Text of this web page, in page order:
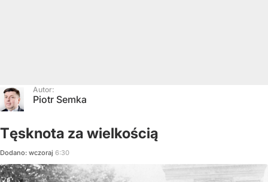
Autor:
Piotr Semka
Tęsknota za wielkością
Dodano: wczoraj 6:30